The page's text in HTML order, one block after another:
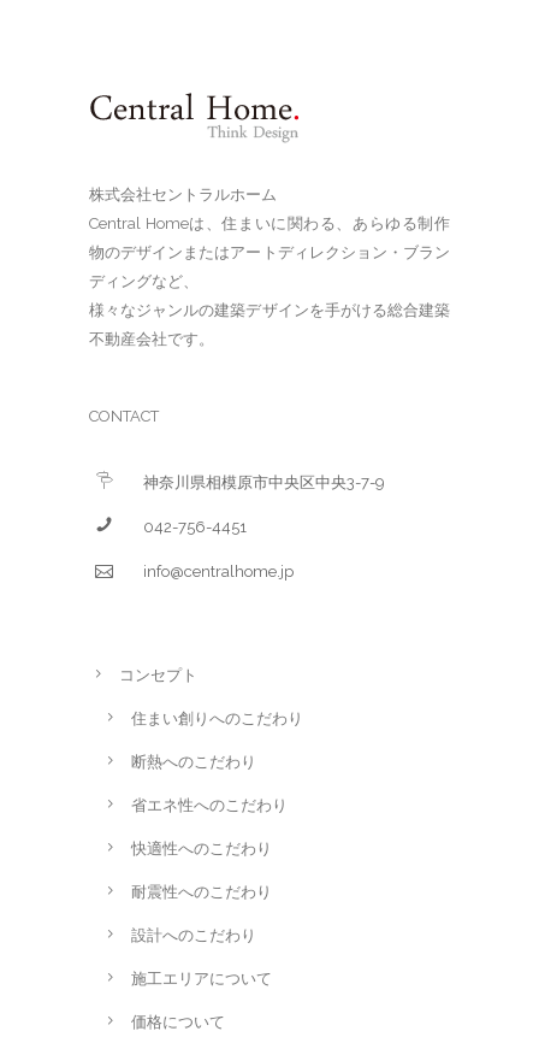
株式会社セントラルホーム
Central Homeは、住まいに関わる、あらゆる制作
物のデザインまたはアートディレクション・ブラン
ディングなど、
様々なジャンルの建築デザインを手がける総合建築
不動産会社です。
CONTACT
神奈川県相模原市中央区中央3-7-9
042-756-4451
info@centralhome.jp
コンセプト
住まい創りへのこだわり
断熱へのこだわり
省エネ性へのこだわり
快適性へのこだわり
耐震性へのこだわり
設計へのこだわり
施工エリアについて
価格について